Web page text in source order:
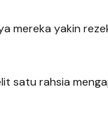
mereka yakin
satu rahsia